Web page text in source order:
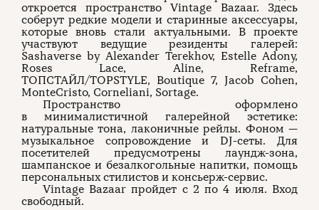
откроется пространство Vintage Bazaar. Здесь
соберут редкие модели и старинные аксессуары,
которые вновь стали актуальными. В проекте
участвуют ведущие резиденты галерей:
Sashaverse by Alexander Terekhov, Estelle Adony,
Roses Lace, Aline, Reframe,
ТОПСТАЙЛ/TOPSTYLE, Boutique 7, Jacob Cohen,
MonteCristo, Corneliani, Sortage.
Пространство оформлено
в минималистичной галерейной эстетике:
натуральные тона, лаконичные рейлы. Фоном —
музыкальное сопровождение и DJ-сеты. Для
посетителей предусмотрены лаундж-зона,
шампанское и безалкогольные напитки, помощь
персональных стилистов и консьерж-сервис.
Vintage Bazaar пройдет с 2 по 4 июля. Вход
свободный.